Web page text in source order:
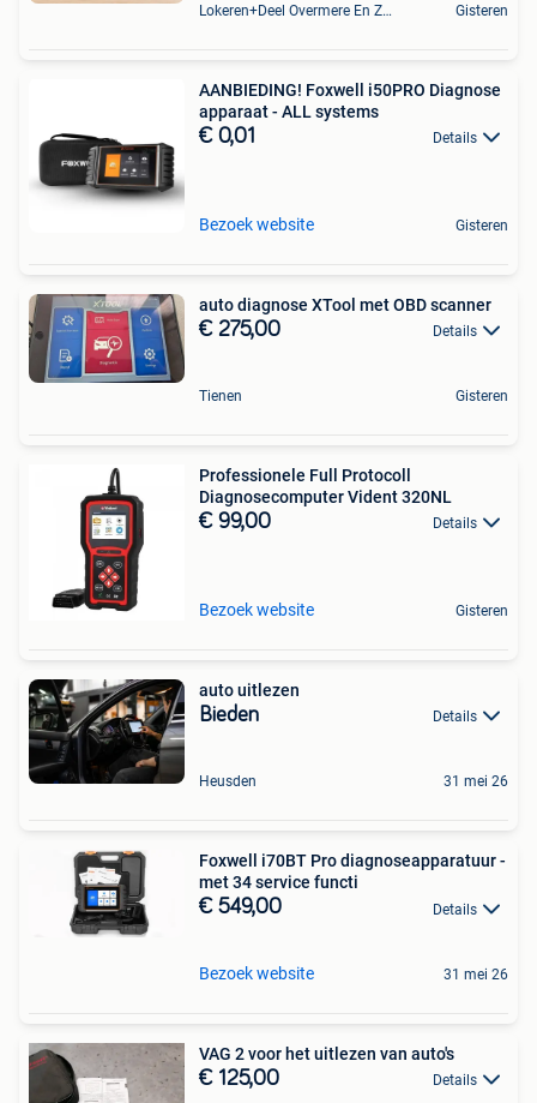
Lokeren+Deel Overmere En Zele Gisteren
AANBIEDING! Foxwell i50PRO Diagnose
apparaat - ALL systems
€ 0,01 Details
Bezoek website Gisteren
auto diagnose XTool met OBD scanner
€ 275,00 Details
Tienen Gisteren
Professionele Full Protocoll
Diagnosecomputer Vident 320NL
€ 99,00 Details
Bezoek website Gisteren
auto uitlezen
Bieden Details
Heusden 31 mei 26
Foxwell i70BT Pro diagnoseapparatuur -
met 34 service functi
€ 549,00 Details
Bezoek website 31 mei 26
VAG 2 voor het uitlezen van auto's
€ 125,00 Details